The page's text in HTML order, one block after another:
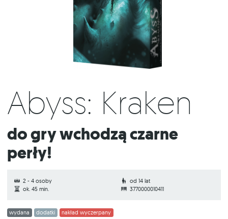
Abyss: Kraken
Do gry wchodzą czarne
perły!
2 - 4 osoby
od 14 lat
ok. 45 min.
3770000010411
wydana dodatki nakład wyczerpany